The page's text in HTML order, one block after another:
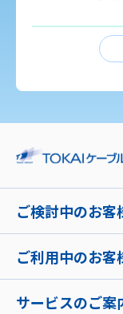
ご検討中のお客
ご利用中のお客
サービスのご案